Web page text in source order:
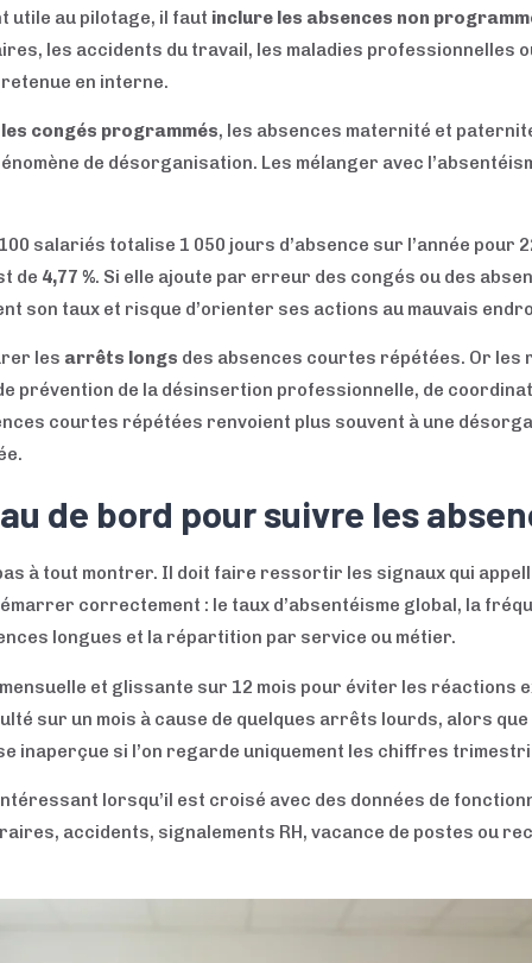
utile au pilotage, il faut inclure les absences non
les accidents du travail, les maladies professionnelles
en interne.
les congés programmés, les absences maternité et
de désorganisation. Les mélanger avec
salariés totalise 1 050 jours d’absence sur l’année pour
de 4,77 %. Si elle ajoute par erreur des congés ou des
son taux et risque d’orienter ses actions au mauvais
les arrêts longs des absences courtes répétées. Or
prévention de la désinsertion professionnelle, de
courtes répétées renvoient plus souvent à une
de bord pour suivre les
à tout montrer. Il doit faire ressortir les signaux qui
correctement : le taux d’absentéisme global, la
longues et la répartition par service ou métier.
et glissante sur 12 mois pour éviter les réactions
sur un mois à cause de quelques arrêts lourds, alors
inaperçue si l’on regarde uniquement les chiffres
lorsqu’il est croisé avec des données de
accidents, signalements RH, vacance de postes ou